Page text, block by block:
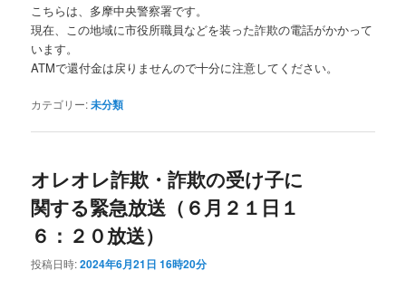
こちらは、多摩中央警察署です。
現在、この地域に市役所職員などを装った詐欺の電話がかかって
います。
ATMで還付金は戻りませんので十分に注意してください。
カテゴリー:未分類
オレオレ詐欺・詐欺の受け子に
関する緊急放送（６月２１日１
６：２０放送）
投稿日時:2024年6月21日 16時20分